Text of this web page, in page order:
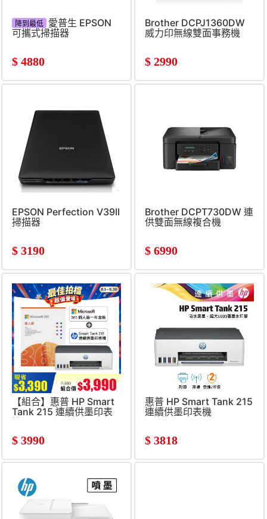
降到最低
愛普生 EPSON
可攜式掃描器
$ 4880
Brother DCPJ1360DW
威力印無線雙面事務機
$ 2990
EPSON Perfection V39II
掃描器
$ 3190
Brother DCPT730DW 連
供雙面無線複合機
$ 6990
【組合】惠普 HP Smart
Tank 215 連續供墨印表
機+Microsoft 365
$ 3990
惠普 HP Smart Tank 215
連續供墨印表機
$ 3818